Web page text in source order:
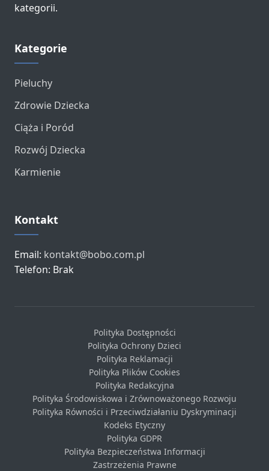
kategorii.
Kategorie
Pieluchy
Zdrowie Dziecka
Ciąża i Poród
Rozwój Dziecka
Karmienie
Kontakt
Email: kontakt@bobo.com.pl
Telefon: Brak
Polityka Dostępności
Polityka Ochrony Dzieci
Polityka Reklamacji
Polityka Plików Cookies
Polityka Redakcyjna
Polityka Środowiskowa i Zrównoważonego Rozwoju
Polityka Równości i Przeciwdziałaniu Dyskryminacji
Kodeks Etyczny
Polityka GDPR
Polityka Bezpieczeństwa Informacji
Zastrzeżenia Prawne